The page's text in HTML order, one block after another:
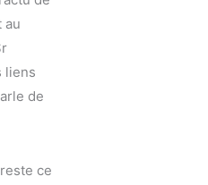
au
liens
de
ce